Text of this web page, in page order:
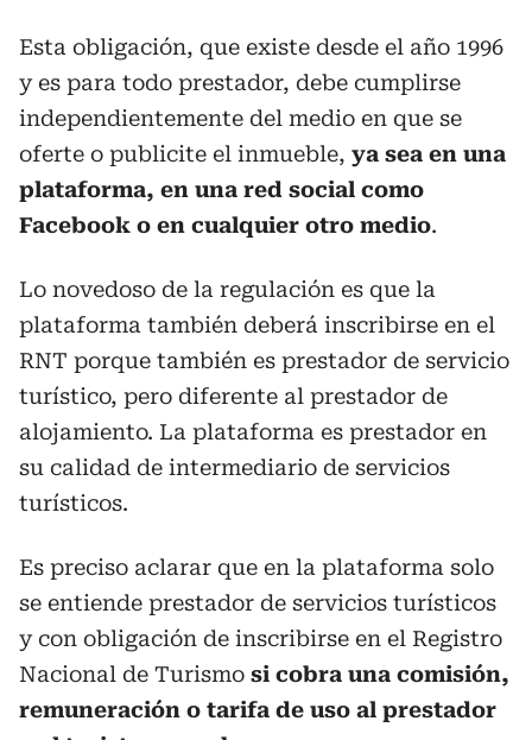
Esta obligación, que existe desde el año 1996
y es para todo prestador, debe cumplirse
independientemente del medio en que se
oferte o publicite el inmueble, ya sea en una
plataforma, en una red social como
Facebook o en cualquier otro medio.
Lo novedoso de la regulación es que la
plataforma también deberá inscribirse en el
RNT porque también es prestador de servicio
turístico, pero diferente al prestador de
alojamiento. La plataforma es prestador en
su calidad de intermediario de servicios
turísticos.
Es preciso aclarar que en la plataforma solo
se entiende prestador de servicios turísticos
y con obligación de inscribirse en el Registro
Nacional de Turismo si cobra una comisión,
remuneración o tarifa de uso al prestador